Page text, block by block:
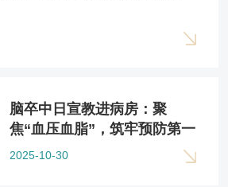
脑卒中日宣教进病房：聚
焦“血压血脂”，筑牢预防第一
道防线
2025-10-30